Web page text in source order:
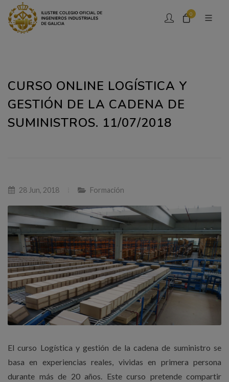
0
CURSO ONLINE LOGÍSTICA Y
GESTIÓN DE LA CADENA DE
SUMINISTROS. 11/07/2018
28 Jun, 2018 Formación
El curso Logística y gestión de la cadena de suministro se
basa en experiencias reales, vividas en primera persona
durante más de 20 años. Este curso pretende compartir